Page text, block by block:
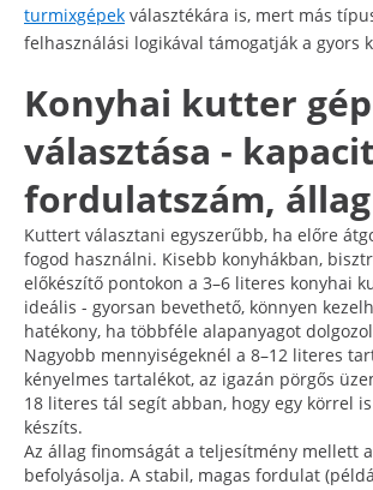
turmixgépek választékára is, mert más
felhasználási logikával támogatják a gyors
Konyhai kutter gép
választása -
fordulatszám, állag
Kuttert választani egyszerűbb, ha előre
fogod használni. Kisebb konyhákban,
előkészítő pontokon a 3–6 literes konyhai
ideális - gyorsan bevethető, könnyen
hatékony, ha többféle alapanyagot
Nagyobb mennyiségeknél a 8–12 literes
kényelmes tartalékot, az igazán pörgős
18 literes tál segít abban, hogy egy körrel
készíts.
Az állag finomságát a teljesítmény mellett
befolyásolja. A stabil, magas fordulat